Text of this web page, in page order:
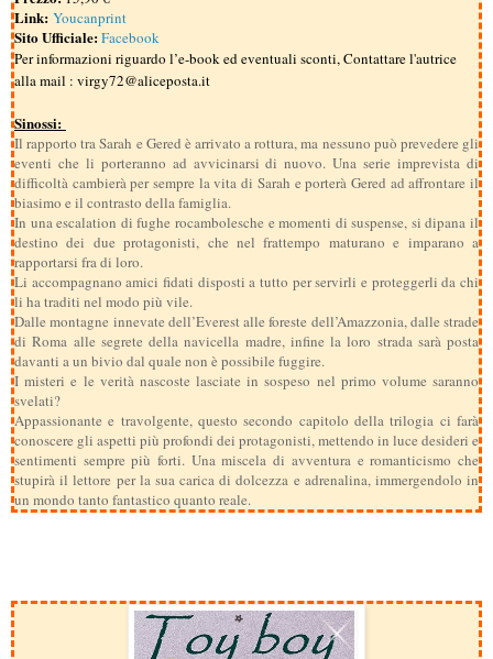
Link: Youcanprint
Sito Ufficiale:Facebook
Per informazioni riguardo l’e-book ed eventuali sconti, Contattare l'autrice
alla mail : virgy72@aliceposta.it
Sinossi:
Il rapporto tra Sarah e Gered è arrivato a rottura, ma nessuno può prevedere gli
eventi che li porteranno ad avvicinarsi di nuovo. Una serie imprevista di
difficoltà cambierà per sempre la vita di Sarah e porterà Gered ad affrontare il
biasimo e il contrasto della famiglia.
In una escalation di fughe rocambolesche e momenti di suspense, si dipana il
destino dei due protagonisti, che nel frattempo maturano e imparano a
rapportarsi fra di loro.
Li accompagnano amici fidati disposti a tutto per servirli e proteggerli da chi
li ha traditi nel modo più vile.
Dalle montagne innevate dell’Everest alle foreste dell’Amazzonia, dalle strade
di Roma alle segrete della navicella madre, infine la loro strada sarà posta
davanti a un bivio dal quale non è possibile fuggire.
I misteri e le verità nascoste lasciate in sospeso nel primo volume saranno
svelati?
Appassionante e travolgente, questo secondo capitolo della trilogia ci farà
conoscere gli aspetti più profondi dei protagonisti, mettendo in luce desideri e
sentimenti sempre più forti. Una miscela di avventura e romanticismo che
stupirà il lettore per la sua carica di dolcezza e adrenalina, immergendolo in
un mondo tanto fantastico quanto reale.